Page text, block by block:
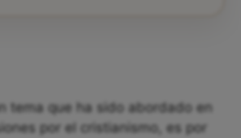
tema que ha sido abordado en
por el cristianismo, es por